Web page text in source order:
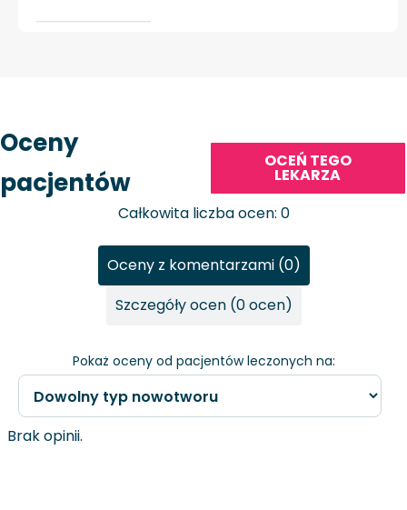
Oceny
pacjentów
OCEŃ TEGO
LEKARZA
Całkowita liczba ocen: 0
Pokaż oceny od pacjentów leczonych na:
Oceny z komentarzami (0)
Szczegóły ocen (0 ocen)
Brak opinii.